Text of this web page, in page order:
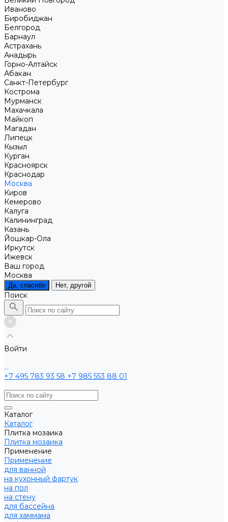
Иваново
Биробиджан
Белгород
Барнаул
Астрахань
Анадырь
Горно-Алтайск
Абакан
Санкт-Петербург
Кострома
Мурманск
Махачкала
Майкоп
Магадан
Липецк
Кызыл
Курган
Красноярск
Краснодар
Москва
Киров
Кемерово
Калуга
Калининград
Казань
Йошкар-Ола
Иркутск
Ижевск
Ваш город
Москва
Да, спасибо Нет, другой
Поиск
Войти
...
+7 495 783 93 58 +7 985 553 88 01
Каталог
Каталог
Плитка мозаика
Плитка мозаика
Применение
Применение
для ванной
на кухонный фартук
на пол
на стену
для бассейна
для хаммама